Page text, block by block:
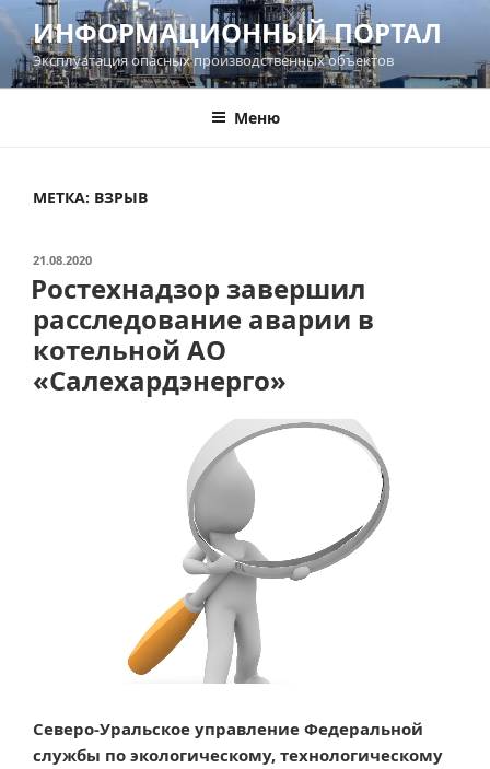
Перейти
содержимому
ИНФОРМАЦИОННЫЙ ПОРТАЛ
Эксплуатация опасных производственных объектов
Меню
МЕТКА: ВЗРЫВ
ОПУБЛИКОВАНО
21.08.2020
Ростехнадзор завершил
расследование аварии в
котельной АО
«Салехардэнерго»
Северо-Уральское управление Федеральной
службы по экологическому, технологическому